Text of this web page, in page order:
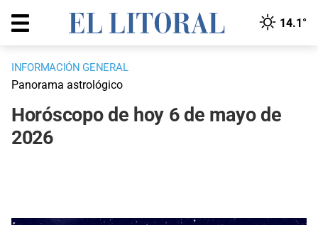
14.1°
INFORMACIÓN GENERAL
Panorama astrológico
Horóscopo de hoy 6 de mayo de
2026